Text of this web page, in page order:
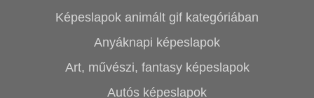
Képeslapok animált gif kategóriában
Anyáknapi képeslapok
Art, művészi, fantasy képeslapok
Autós képeslapok